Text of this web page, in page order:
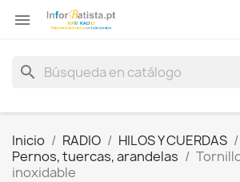

search
Inicio RADIO HILOS Y CUERDAS
Pernos, tuercas, arandelas
inoxidable